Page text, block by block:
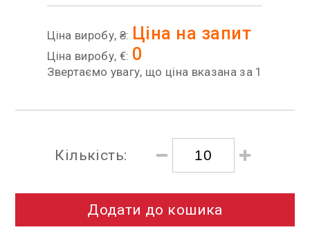
Ціна виробу, ₴: Ціна на запит
Ціна виробу, €: 0
Звертаємо увагу, що ціна вказана за 1
Кількість:
Додати до кошика